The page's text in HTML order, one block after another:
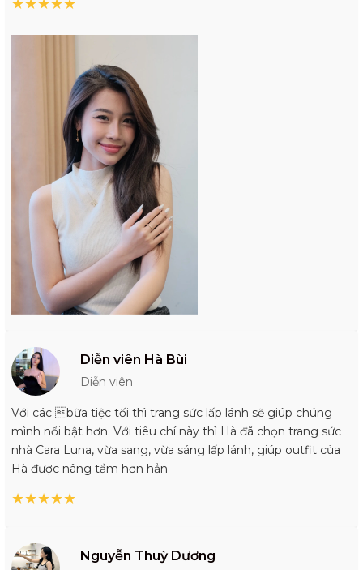
★★★★★
Diễn viên Hà Bùi
Diễn viên
Với các bữa tiệc tối thì trang sức lấp lánh sẽ giúp chúng
mình nổi bật hơn. Với tiêu chí này thì Hà đã chọn trang sức
nhà Cara Luna, vừa sang, vừa sáng lấp lánh, giúp outfit của
Hà được nâng tầm hơn hẳn
★★★★★
Nguyễn Thuỳ Dương